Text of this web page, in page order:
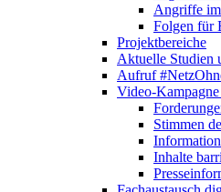
Angriffe
Folgen für
Projektbereiche
Aktuelle Studien
Aufruf
Video-
Stimmen
Inhalte